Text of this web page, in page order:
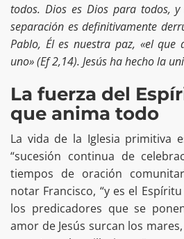
todos. Dios es Dios para todos,
separación es definitivamente
Pablo, Él es nuestra paz, «el que
uno» (Ef 2,14). Jesús ha hecho la
La fuerza del
que anima todo
La vida de la Iglesia primitiva
“sucesión continua de
tiempos de oración
notar Francisco, “y es el
los predicadores que se
amor de Jesús surcan los